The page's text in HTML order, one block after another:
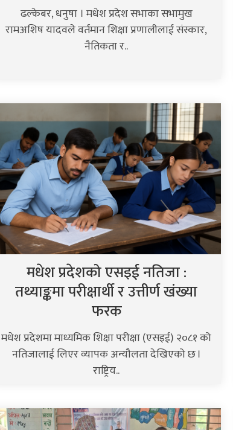
ढल्केबर, धनुषा । मधेश प्रदेश सभाका सभामुख
रामअशिष यादवले वर्तमान शिक्षा प्रणालीलाई संस्कार,
नैतिकता र..
मधेश प्रदेशको एसइई नतिजा :
तथ्याङ्कमा परीक्षार्थी र उत्तीर्ण खंख्या
फरक
मधेश प्रदेशमा माध्यमिक शिक्षा परीक्षा (एसइई) २०८१ को
नतिजालाई लिएर व्यापक अन्यौलता देखिएको छ ।
राष्ट्रिय..